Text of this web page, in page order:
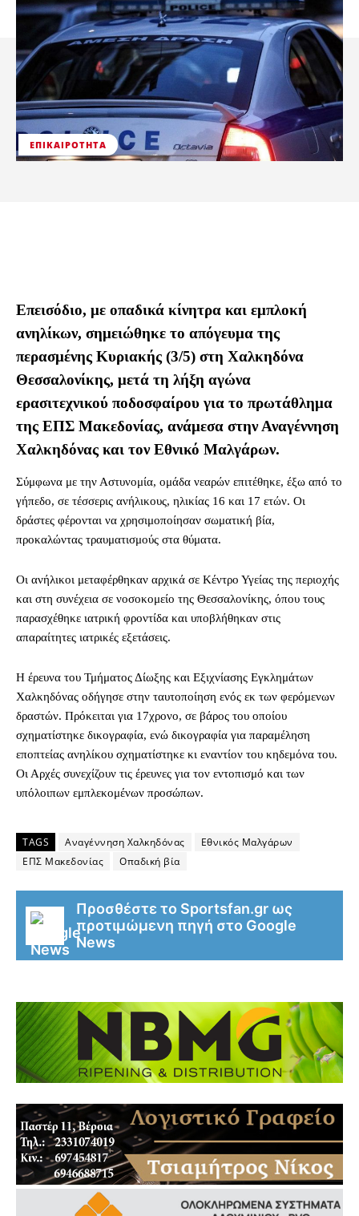
ΕΠΙΚΑΙΡΌΤΗΤΑ
Επεισόδιο, με οπαδικά κίνητρα και εμπλοκή
ανηλίκων, σημειώθηκε το απόγευμα της
περασμένης Κυριακής (3/5) στη Χαλκηδόνα
Θεσσαλονίκης, μετά τη λήξη αγώνα
ερασιτεχνικού ποδοσφαίρου για το πρωτάθλημα
της ΕΠΣ Μακεδονίας, ανάμεσα στην Αναγέννηση
Χαλκηδόνας και τον Εθνικό Μαλγάρων.
Σύμφωνα με την Αστυνομία, ομάδα νεαρών επιτέθηκε, έξω από το
γήπεδο, σε τέσσερις ανήλικους, ηλικίας 16 και 17 ετών. Οι
δράστες φέρονται να χρησιμοποίησαν σωματική βία,
προκαλώντας τραυματισμούς στα θύματα.
Οι ανήλικοι μεταφέρθηκαν αρχικά σε Κέντρο Υγείας της περιοχής
και στη συνέχεια σε νοσοκομείο της Θεσσαλονίκης, όπου τους
παρασχέθηκε ιατρική φροντίδα και υποβλήθηκαν στις
απαραίτητες ιατρικές εξετάσεις.
Η έρευνα του Τμήματος Δίωξης και Εξιχνίασης Εγκλημάτων
Χαλκηδόνας οδήγησε στην ταυτοποίηση ενός εκ των φερόμενων
δραστών. Πρόκειται για 17χρονο, σε βάρος του οποίου
σχηματίστηκε δικογραφία, ενώ δικογραφία για παραμέληση
εποπτείας ανηλίκου σχηματίστηκε κι εναντίον του κηδεμόνα του.
Οι Αρχές συνεχίζουν τις έρευνες για τον εντοπισμό και των
υπόλοιπων εμπλεκομένων προσώπων.
TAGS Αναγέννηση Χαλκηδόνας
Εθνικός Μαλγάρων
ΕΠΣ Μακεδονίας
Οπαδική βία
Προσθέστε το Sportsfan.gr ως
προτιμώμενη πηγή στο Google
News